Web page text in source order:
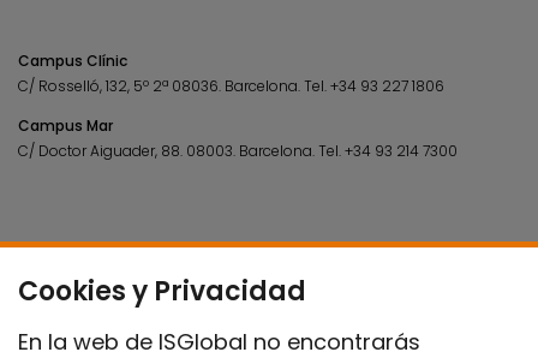
Cookies y Privacidad
En la web de ISGlobal no encontrarás
Campus Clínic
C/ Rosselló, 132, 5º 2ª 08036. Barcelona.Tel.+34 93 227 1806
Campus Mar
C/ Doctor Aiguader, 88. 08003. Barcelona.Tel.+34 93 214 7300